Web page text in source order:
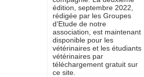
édition, septembre 2022,
rédigée par les Groupes
d’Etude de notre
association, est maintenant
disponible pour les
vétérinaires et les étudiants
vétérinaires par
téléchargement gratuit sur
ce site.